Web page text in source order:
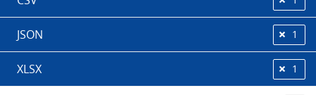
JSON 1
XLSX 1